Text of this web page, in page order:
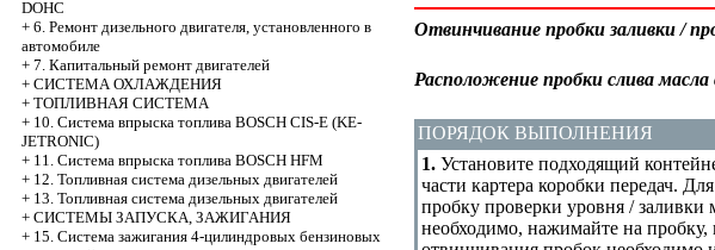
DOHC
+ 6. Ремонт дизельного двигателя, установленного в
автомобиле
+ 7. Капитальный ремонт двигателей
+ СИСТЕМА ОХЛАЖДЕНИЯ
+ ТОПЛИВНАЯ СИСТЕМА
+ 10. Система впрыска топлива BOSCH CIS-E (KE-
JETRONIC)
+ 11. Система впрыска топлива BOSCH HFM
+ 12. Топливная система дизельных двигателей
+ 13. Топливная система дизельных двигателей
+ СИСТЕМЫ ЗАПУСКА, ЗАЖИГАНИЯ
+ 15. Система зажигания 4-цилиндровых бензиновых
Отвинчивание пробки заливки /
Расположение пробки слива масла
ПОРЯДОК ВЫПОЛНЕНИЯ
1. Установите подходящий
части картера коробки передач.
пробку проверки уровня / заливки
необходимо, нажимайте на пробку,